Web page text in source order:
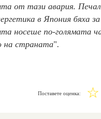
от тази авария.
в Япония бяха
носеше по-голямата
на страната".
Поставете оценка: ☆